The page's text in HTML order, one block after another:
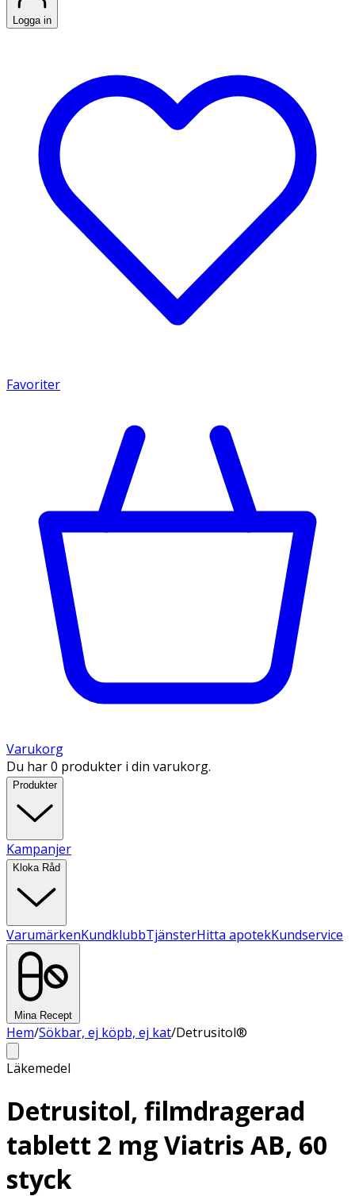
Logga in
Favoriter
Varukorg
Du har 0 produkter i din varukorg.
Produkter
Kampanjer
Kloka Råd
VarumärkenKundklubbTjänsterHitta apotekKundservice
Mina Recept
Hem/Sökbar, ej köpb, ej kat/Detrusitol®
Läkemedel
Detrusitol, filmdragerad
tablett 2 mg Viatris AB, 60
styck